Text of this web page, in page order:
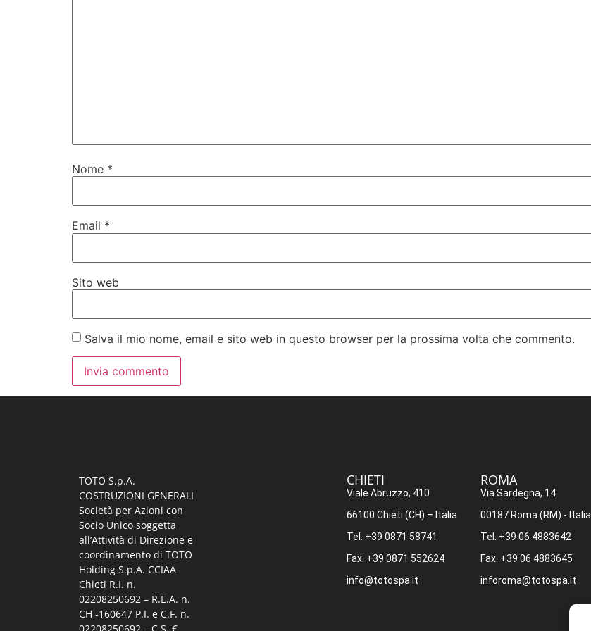
Nome *
Email *
Sito web
Salva il mio nome, email e sito web in questo browser per la prossima volta che commento.
TOTO S.p.A.
COSTRUZIONI GENERALI
Società per Azioni con
Socio Unico soggetta
all’Attività di Direzione e
coordinamento di TOTO
Holding S.p.A. CCIAA
Chieti R.I. n.
02208250692 – R.E.A. n.
CH -160647 P.I. e C.F. n.
CHIETI​
Viale Abruzzo, 410
66100 Chieti (CH) – Italia
Tel. +39 0871 58741
Fax. +39 0871 552624
info@totospa.it
ROMA​
Via Sardegna, 14
00187 Roma (RM) - Italia
Tel. +39 06 4883642
Fax. +39 06 4883645
inforoma@totospa.it